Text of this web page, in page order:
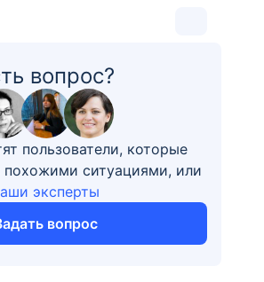
вопрос?
пользователи, которые
похожими ситуациями, или
эксперты
вопрос